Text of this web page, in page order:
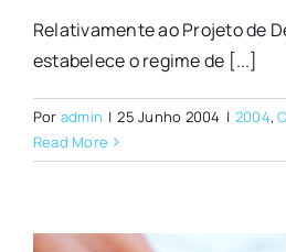
Relativamente ao Projeto de
estabelece o regime de [...]
Por admin | 25 Junho 2004 | 2004,
Read More